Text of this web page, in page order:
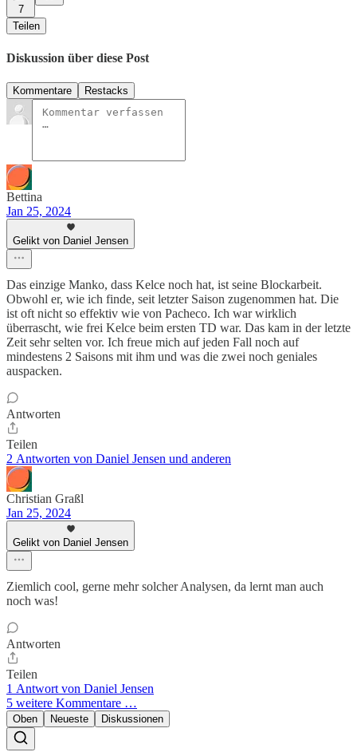
7
Teilen
Diskussion über diese Post
Kommentare Restacks
Bettina
Jan 25, 2024
Gelikt von Daniel Jensen
Das einzige Manko, dass Kelce noch hat, ist seine Blockarbeit.
Obwohl er, wie ich finde, seit letzter Saison zugenommen hat. Die
ist oft nicht so effektiv wie von Pacheco. Ich war wirklich
überrascht, wie frei Kelce beim ersten TD war. Das kam in der letzte
Zeit sehr selten vor. Ich freue mich auf jeden Fall noch auf
mindestens 2 Saisons mit ihm und was die zwei noch geniales
auspacken.
Antworten
Teilen
2 Antworten von Daniel Jensen und anderen
Christian Graßl
Jan 25, 2024
Gelikt von Daniel Jensen
Ziemlich cool, gerne mehr solcher Analysen, da lernt man auch
noch was!
Antworten
Teilen
1 Antwort von Daniel Jensen
5 weitere Kommentare …
Oben Neueste Diskussionen